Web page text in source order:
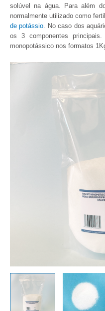
solúvel na água. Para além
normalmente utilizado como
de potássio. No caso dos
os 3 componentes
monopotássico nos formatos